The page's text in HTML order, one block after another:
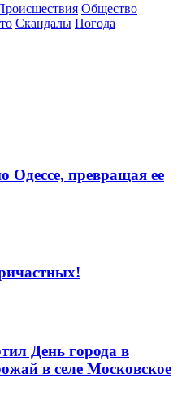
Общество
Скандалы Погода
Одессе, превращая ее
День города в
в селе Московское